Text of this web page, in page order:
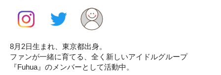
8月2日生まれ、東京都出身。
ファンが一緒に育てる、全く新しいアイドルグループ
『Fuhua』のメンバーとして活動中。